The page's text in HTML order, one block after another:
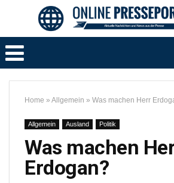
Home » Allgemein » Was machen Herr
Allgemein Ausland Politik
Was machen
Erdogan?